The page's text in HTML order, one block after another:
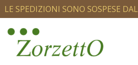
LE SPEDIZIONI SONO SOSPESE DAL